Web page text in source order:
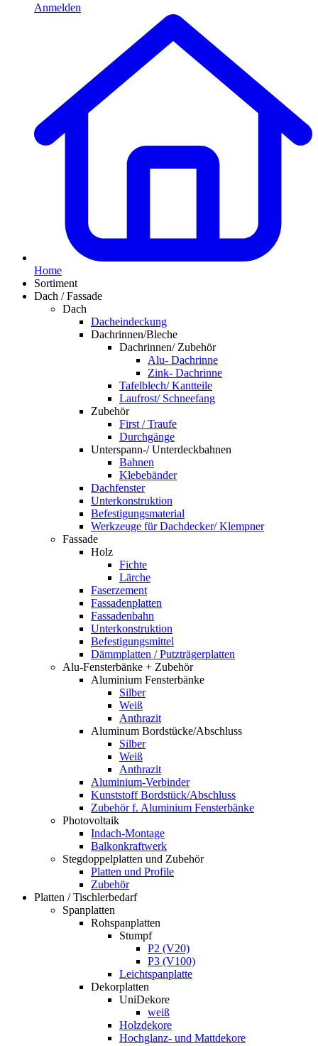
Anmelden
Home
Sortiment
Dach / Fassade
Dach
Dacheindeckung
Dachrinnen/Bleche
Dachrinnen/ Zubehör
Alu- Dachrinne
Zink- Dachrinne
Tafelblech/ Kantteile
Laufrost/ Schneefang
Zubehör
First / Traufe
Durchgänge
Unterspann-/ Unterdeckbahnen
Bahnen
Klebebänder
Dachfenster
Unterkonstruktion
Befestigungsmaterial
Werkzeuge für Dachdecker/ Klempner
Fassade
Holz
Fichte
Lärche
Faserzement
Fassadenplatten
Fassadenbahn
Unterkonstruktion
Befestigungsmittel
Dämmplatten / Putzträgerplatten
Alu-Fensterbänke + Zubehör
Aluminium Fensterbänke
Silber
Weiß
Anthrazit
Aluminum Bordstücke/Abschluss
Silber
Weiß
Anthrazit
Aluminium-Verbinder
Kunststoff Bordstück/Abschluss
Zubehör f. Aluminium Fensterbänke
Photovoltaik
Indach-Montage
Balkonkraftwerk
Stegdoppelplatten und Zubehör
Platten und Profile
Zubehör
Platten / Tischlerbedarf
Spanplatten
Rohspanplatten
Stumpf
P2 (V20)
P3 (V100)
Leichtspanplatte
Dekorplatten
UniDekore
weiß
Holzdekore
Hochglanz- und Mattdekore